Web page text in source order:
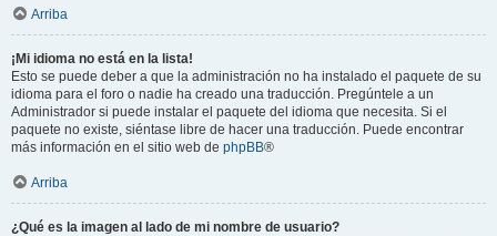
Arriba
¡Mi idioma no está en la lista!
Esto se puede deber a que la administración no ha instalado el paquete de su
idioma para el foro o nadie ha creado una traducción. Pregúntele a un
Administrador si puede instalar el paquete del idioma que necesita. Si el
paquete no existe, siéntase libre de hacer una traducción. Puede encontrar
más información en el sitio web de phpBB®
Arriba
¿Qué es la imagen al lado de mi nombre de usuario?